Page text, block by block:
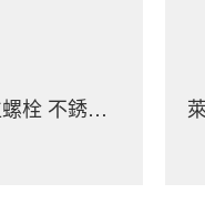
萊州內六角塞打螺絲 等高限位螺栓 不銹鋼（304/316）碳鋼 合金鋼